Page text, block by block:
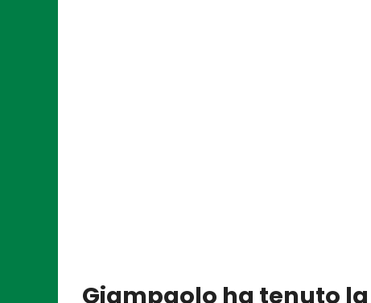
Giampaolo ha tenuto